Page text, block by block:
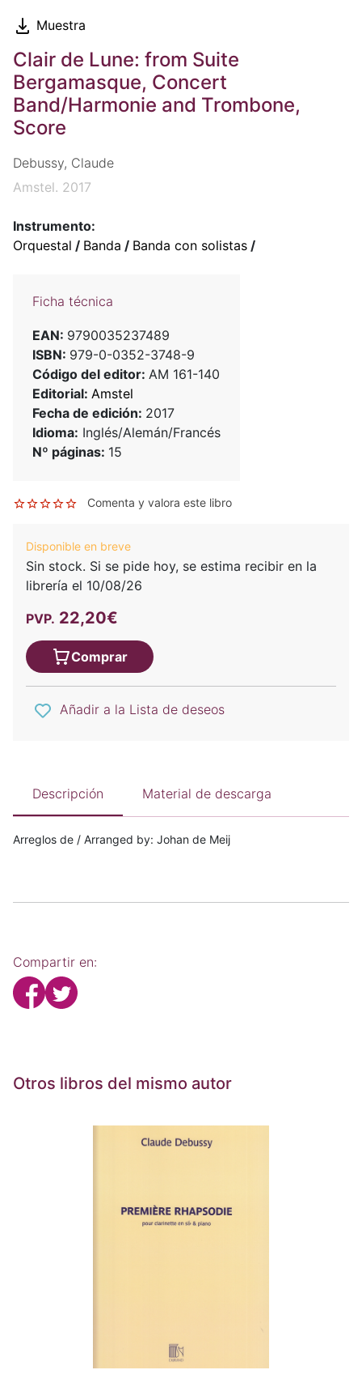
Muestra
Clair de Lune: from Suite
Bergamasque, Concert
Band/Harmonie and Trombone,
Score
Debussy, Claude
Amstel. 2017
Instrumento:
Orquestal / Banda / Banda con solistas /
Ficha técnica
EAN: 9790035237489
ISBN: 979-0-0352-3748-9
Código del editor: AM 161-140
Editorial: Amstel
Fecha de edición: 2017
Idioma: Inglés/Alemán/Francés
Nº páginas: 15
Comenta y valora este libro
Disponible en breve
Sin stock. Si se pide hoy, se estima recibir en la
librería el 10/08/26
PVP. 22,20€
Comprar
Añadir a la Lista de deseos
Descripción Material de descarga
Arreglos de / Arranged by: Johan de Meij
Compartir en:
Otros libros del mismo autor